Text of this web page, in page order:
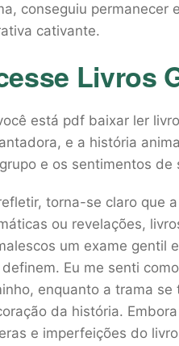
conseguiu permanecer
cativante.
Livros
está pdf baixar ler
e a história
e os sentimentos de
torna-se claro que
ou revelações,
um exame gentil
definem. Eu me senti
enquanto a trama
da história.
e imperfeições do